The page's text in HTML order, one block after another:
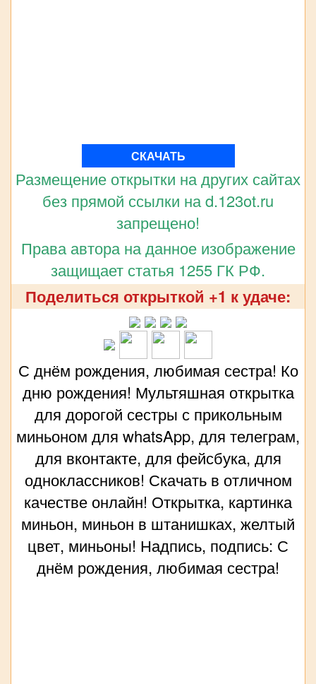
СКАЧАТЬ
Размещение открытки на других сайтах
без прямой ссылки на d.123ot.ru
запрещено!
Права автора на данное изображение
защищает статья 1255 ГК РФ.
Поделиться открыткой +1 к удаче:
С днём рождения, любимая сестра! Ко
дню рождения! Мультяшная открытка
для дорогой сестры с прикольным
миньоном для whatsApp, для телеграм,
для вконтакте, для фейсбука, для
одноклассников! Скачать в отличном
качестве онлайн! Открытка, картинка
миньон, миньон в штанишках, желтый
цвет, миньоны! Надпись, подпись: С
днём рождения, любимая сестра!